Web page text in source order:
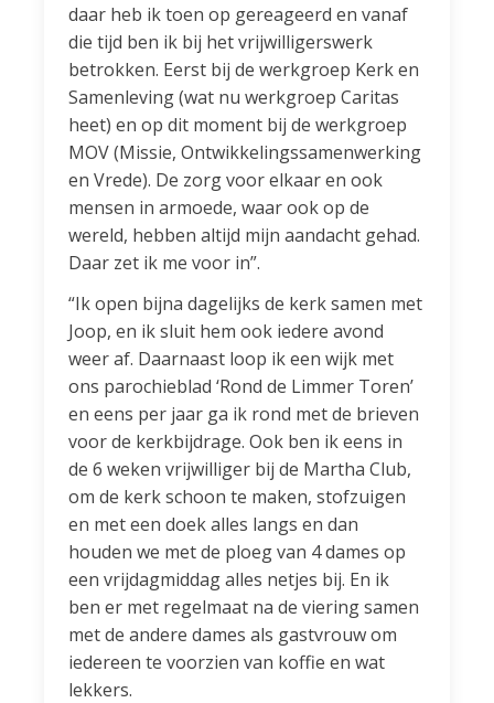
daar heb ik toen op gereageerd en vanaf
die tijd ben ik bij het vrijwilligerswerk
betrokken. Eerst bij de werkgroep Kerk en
Samenleving (wat nu werkgroep Caritas
heet) en op dit moment bij de werkgroep
MOV (Missie, Ontwikkelingssamenwerking
en Vrede). De zorg voor elkaar en ook
mensen in armoede, waar ook op de
wereld, hebben altijd mijn aandacht gehad.
Daar zet ik me voor in”.
“Ik open bijna dagelijks de kerk samen met
Joop, en ik sluit hem ook iedere avond
weer af. Daarnaast loop ik een wijk met
ons parochieblad ‘Rond de Limmer Toren’
en eens per jaar ga ik rond met de brieven
voor de kerkbijdrage. Ook ben ik eens in
de 6 weken vrijwilliger bij de Martha Club,
om de kerk schoon te maken, stofzuigen
en met een doek alles langs en dan
houden we met de ploeg van 4 dames op
een vrijdagmiddag alles netjes bij. En ik
ben er met regelmaat na de viering samen
met de andere dames als gastvrouw om
iedereen te voorzien van koffie en wat
lekkers.